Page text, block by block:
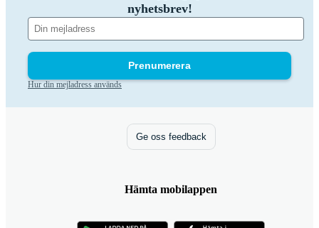
nyhetsbrev!
Prenumerera
Hur din mejladress används
Ge oss feedback
Hämta mobilappen